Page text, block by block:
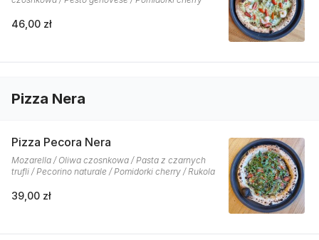
46,00 zł
Pizza Nera
Pizza Pecora Nera
Mozarella / Oliwa czosnkowa / Pasta z czarnych
trufli / Pecorino naturale / Pomidorki cherry / Rukola
39,00 zł